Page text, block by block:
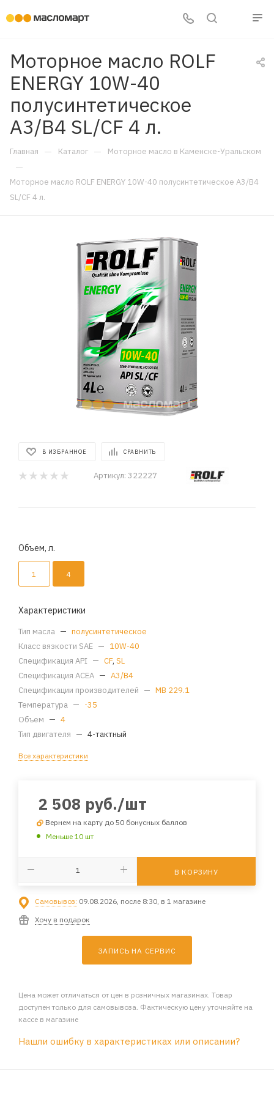
Моторное масло ROLF
ENERGY 10W-40
полусинтетическое
A3/B4 SL/CF 4 л.
Главная — Каталог — Моторное масло в Каменске-Уральском
—
Моторное масло ROLF ENERGY 10W-40 полусинтетическое A3/B4
SL/CF 4 л.
В ИЗБРАННОЕ СРАВНИТЬ
Артикул: 322227
Объем, л.
1 4
Характеристики
Тип масла — полусинтетическое
Класс вязкости SAE — 10W-40
Спецификация API — CF, SL
Спецификация ACEA — A3/B4
Спецификации производителей — MB 229.1
Температура — -35
Объем — 4
Тип двигателя — 4-тактный
Все характеристики
2 508 руб./шт
Вернем на карту до 50 бонусных баллов
Меньше 10 шт
В КОРЗИНУ
Самовывоз: 09.08.2026, после 8:30, в 1 магазине
Хочу в подарок
ЗАПИСЬ НА СЕРВИС
Цена может отличаться от цен в розничных магазинах. Товар
доступен только для самовывоза. Фактическую цену уточняйте на
кассе в магазине
Нашли ошибку в характеристиках или описании?